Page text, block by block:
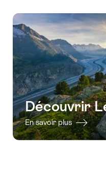
Découvrir
En savoir plus